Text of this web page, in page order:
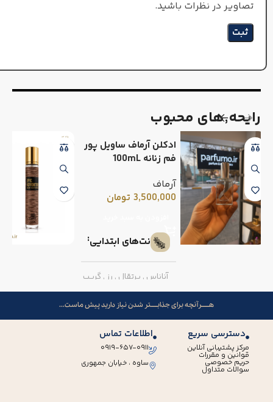
تصاویر در نظرات باشید.
رایحه٬های محبوب
ادکلن آرماف ساویل پور
فم زنانه 100mL
آرماف
3,500,000 تومان
نت‌های ابتدایی
آناناس , پرتقال , رز , گریپ
فروت
فلفل صورتی,میوه گل
ساعت
هــــــرآنچه برای جذابـــــتر شدن نیاز دارید پیش ماست...
دسترسی سریع
مرکز پشتیبانی آنلاین
قوانین و مقررات
حریم خصوصی
سوالات متداول
اطلاعات تماس
۰۹۱۹-۶۵۷-۰۹۱۱
ساوه ، خیابان جمهوری